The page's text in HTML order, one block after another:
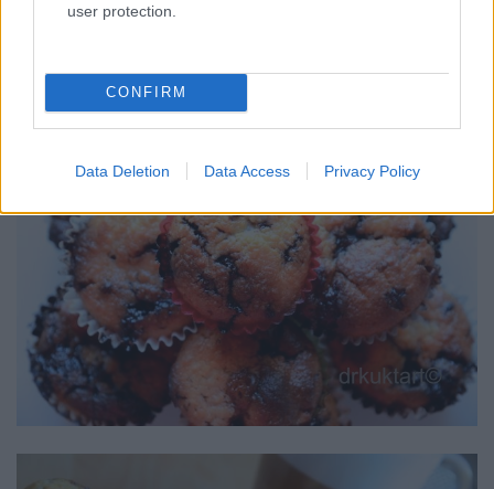
user protection.
CONFIRM
Data Deletion Data Access Privacy Policy
A kimért adagocskák sütés előtt.
before baking.